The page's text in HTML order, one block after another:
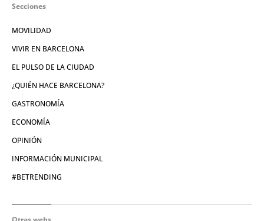
Secciones
MOVILIDAD
VIVIR EN BARCELONA
EL PULSO DE LA CIUDAD
¿QUIÉN HACE BARCELONA?
GASTRONOMÍA
ECONOMÍA
OPINIÓN
INFORMACIÓN MUNICIPAL
#BETRENDING